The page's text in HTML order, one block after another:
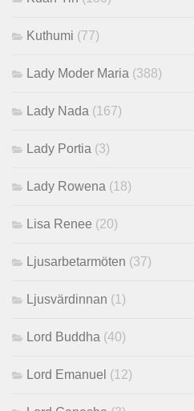
Kuthumi (77)
Lady Moder Maria (388)
Lady Nada (167)
Lady Portia (3)
Lady Rowena (18)
Lisa Renee (20)
Ljusarbetarmöten (37)
Ljusvärdinnan (1)
Lord Buddha (40)
Lord Emanuel (12)